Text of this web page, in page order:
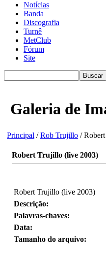
Notícias
Banda
Discografia
Turnê
MetClub
Fórum
Site
Galeria de
Principal /Rob Trujillo /
Robert Trujillo (live 2003)
Robert Trujillo (live 2003)
Descrição:
Palavras-chaves:
Data:
Tamanho do arquivo: